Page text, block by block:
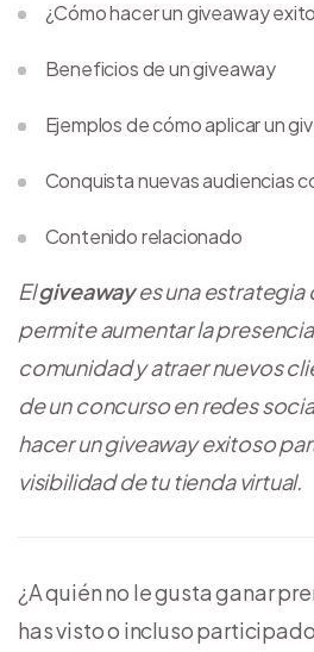
Elgiveawayes una estrategia
permite aumentar la
comunidad y atraer nuevos
de un concurso en redes
hacer un giveaway exitoso
visibilidad de tu tienda virtual.
¿A quién no le gusta ganar
has visto o incluso
¿Cómo hacer un giveaway
Beneficios de un giveaway
Ejemplos de cómo aplicar un
Conquista nuevas audiencias
Contenido relacionado